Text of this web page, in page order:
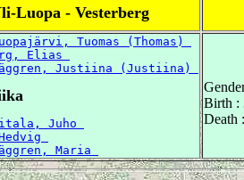
Luopa - Vesterberg
Tuomas (Thomas)
Elias
Justiina (Justiina)
Juho
Maria
Birth :
Death